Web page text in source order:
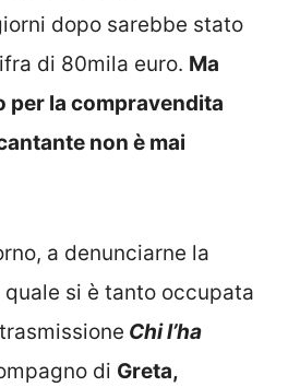
dopo sarebbe stato
di 80mila euro. Ma
per la compravendita
non è mai
a denunciarne la
si è tanto occupata
Chi l’ha
di Greta,